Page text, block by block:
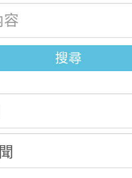
招)
1學期第9次代
2招)
市公務人員協
本府B2大禮堂
大會暨第7屆會
部全民運動署
運動俱樂部營
份，請踴躍報
出席人員公(
搜尋